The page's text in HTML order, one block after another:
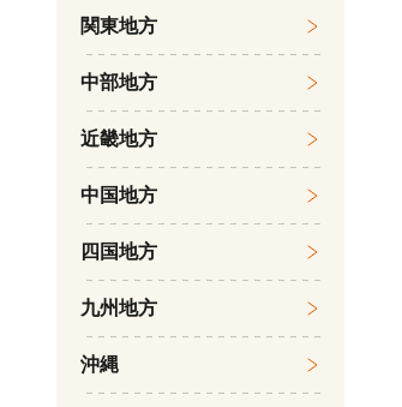
関東地方
中部地方
近畿地方
中国地方
四国地方
九州地方
沖縄